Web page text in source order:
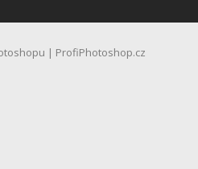
| ProfiPhotoshop.cz